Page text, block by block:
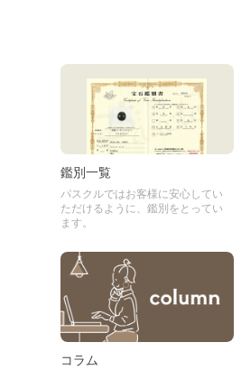
鑑別一覧
パスクルではお客様に安心してい
ただけるように、鑑別をとってい
ます。
コラム
【粒売り/バラ売り】四神クリスタ
ル・朱雀 12mm Bタイプ
300